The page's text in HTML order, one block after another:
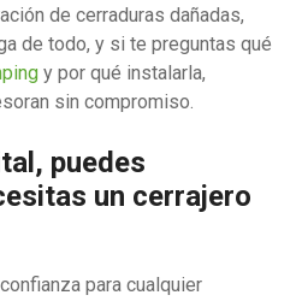
de cerraduras dañadas,
de todo, y si te preguntas qué
y por qué instalarla,
sin compromiso.
puedes
un cerrajero
para cualquier